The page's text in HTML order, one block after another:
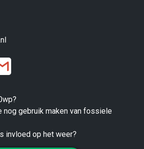
nog gebruik maken van fossiele
invloed op het weer?